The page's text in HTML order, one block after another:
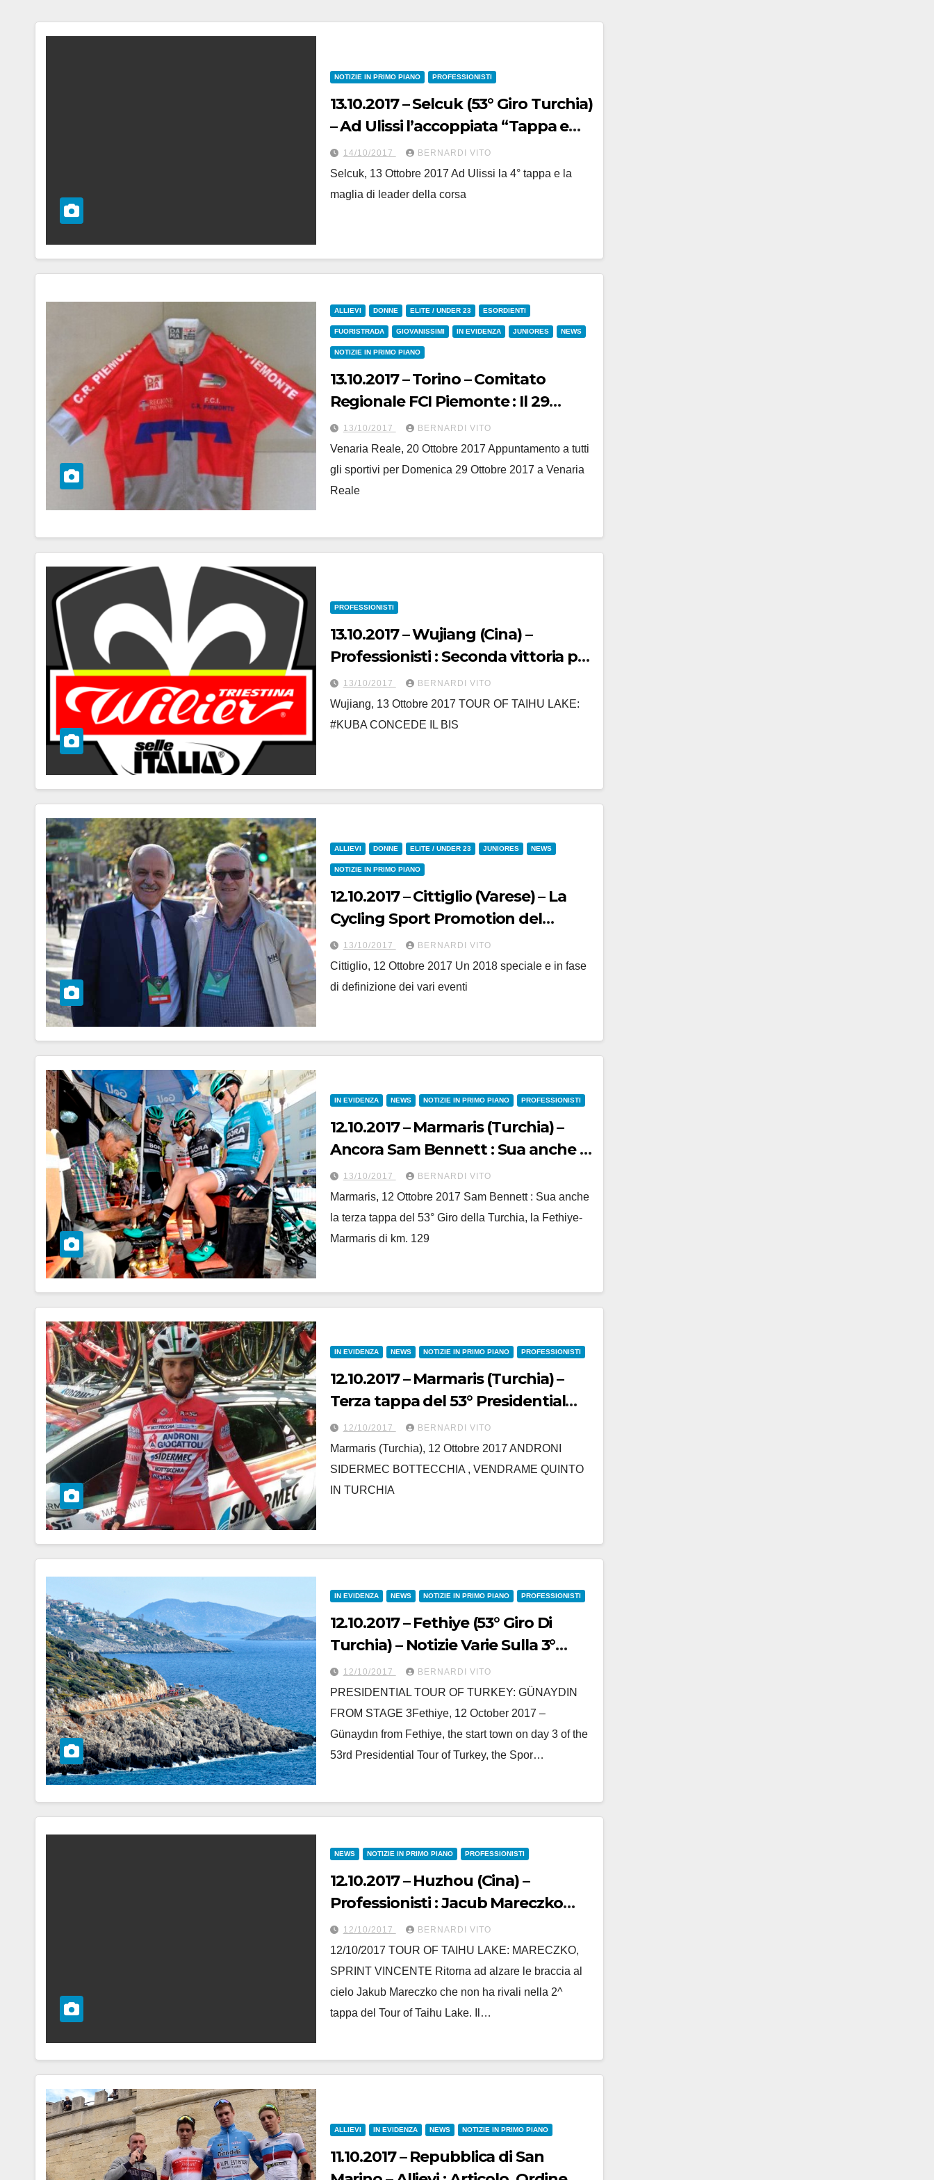
NOTIZIE IN PRIMO PIANO PROFESSIONISTI
13.10.2017 – Selcuk (53° Giro Turchia)
– Ad Ulissi l’accoppiata “Tappa e
Maglia”
14/10/2017 BERNARDI VITO
Selcuk, 13 Ottobre 2017 Ad Ulissi la 4° tappa e la
maglia di leader della corsa
ALLIEVI DONNE ELITE / UNDER 23 ESORDIENTI
FUORISTRADA GIOVANISSIMI IN EVIDENZA JUNIORES NEWS
NOTIZIE IN PRIMO PIANO
13.10.2017 – Torino – Comitato
Regionale FCI Piemonte : Il 29
Ottobre 2017 premiazioni degli
Atleti e delle Società Piemontesi
13/10/2017 BERNARDI VITO
Venaria Reale, 20 Ottobre 2017 Appuntamento a tutti
gli sportivi per Domenica 29 Ottobre 2017 a Venaria
Reale
PROFESSIONISTI
13.10.2017 – Wujiang (Cina) –
Professionisti : Seconda vittoria per
Jakub Mareczko (Wilier Triestina-
Selle Italia) che ora insidia Nicolas
Marini (Nippo-Vini Fantini) per un
13/10/2017 BERNARDI VITO
Wujiang, 13 Ottobre 2017 TOUR OF TAIHU LAKE:
#KUBA CONCEDE IL BIS
ALLIEVI DONNE ELITE / UNDER 23 JUNIORES NEWS
NOTIZIE IN PRIMO PIANO
12.10.2017 – Cittiglio (Varese) – La
Cycling Sport Promotion del
Presidente Minervino già in cabina
di regia per la stagione 2018 che
sarà ricca di iniziative e sorprese
13/10/2017 BERNARDI VITO
Cittiglio, 12 Ottobre 2017 Un 2018 speciale e in fase
di definizione dei vari eventi
IN EVIDENZA NEWS NOTIZIE IN PRIMO PIANO PROFESSIONISTI
12.10.2017 – Marmaris (Turchia) –
Ancora Sam Bennett : Sua anche la
3° Tappa del 53° Giro della Turchia
13/10/2017 BERNARDI VITO
Marmaris, 12 Ottobre 2017 Sam Bennett : Sua anche
la terza tappa del 53° Giro della Turchia, la Fethiye-
Marmaris di km. 129
IN EVIDENZA NEWS NOTIZIE IN PRIMO PIANO PROFESSIONISTI
12.10.2017 – Marmaris (Turchia) –
Terza tappa del 53° Presidential
Tour di Turchia : Tre tappe su tre
per l’irlandese Sam Bennett
12/10/2017 BERNARDI VITO
Marmaris (Turchia), 12 Ottobre 2017 ANDRONI
SIDERMEC BOTTECCHIA , VENDRAME QUINTO
IN TURCHIA
IN EVIDENZA NEWS NOTIZIE IN PRIMO PIANO PROFESSIONISTI
12.10.2017 – Fethiye (53° Giro Di
Turchia) – Notizie Varie Sulla 3°
Tappa E Sulle Classifiche
12/10/2017 BERNARDI VITO
PRESIDENTIAL TOUR OF TURKEY: GÜNAYDIN
FROM STAGE 3Fethiye, 12 October 2017 –
Günaydın from Fethiye, the start town on day 3 of the
53rd Presidential Tour of Turkey, the Spor…
NEWS NOTIZIE IN PRIMO PIANO PROFESSIONISTI
12.10.2017 – Huzhou (Cina) –
Professionisti : Jacub Mareczko
vince la 2° Tappa del Tour of Taihu
Lake in Cina. E’ il suo quarto
successo stagionale, 6° per la
Wilier Triestina-Selle Italia
12/10/2017 BERNARDI VITO
12/10/2017 TOUR OF TAIHU LAKE: MARECZKO,
SPRINT VINCENTE Ritorna ad alzare le braccia al
cielo Jakub Mareczko che non ha rivali nella 2^
tappa del Tour of Taihu Lake. Il…
ALLIEVI IN EVIDENZA NEWS NOTIZIE IN PRIMO PIANO
11.10.2017 – Repubblica di San